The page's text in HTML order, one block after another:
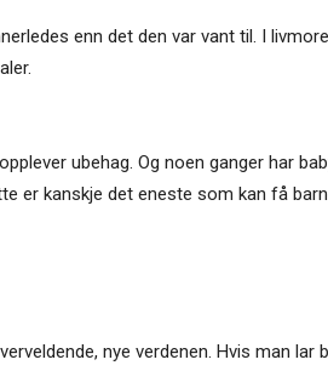
enn det den var vant til. I
ubehag. Og noen ganger har
er kanskje det eneste som kan få
nye verdenen. Hvis man lar